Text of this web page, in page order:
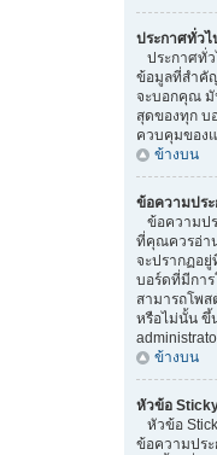
ประกาศทั่วไ
ประกาศทั่
ข้อมูลที่สำคั
จะบอกคุณ มั
สุดของทุก บ
ควบคุมของ
ข้างบน
ข้อความประ
ข้อความป
ที่คุณควรอ่า
จะปรากฏอ
บอร์ดที่มีกา
สามารถโพ
หรือไม่นั้น ขึ้
ข้างบน
หัวข้อ
หัวข้อ
ข้อความปร